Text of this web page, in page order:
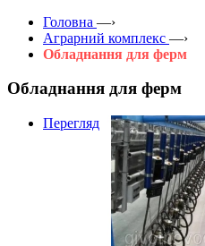
Головна —›
Аграрний комплекс —›
Обладнання для ферм
Обладнання для ферм
Перегляд